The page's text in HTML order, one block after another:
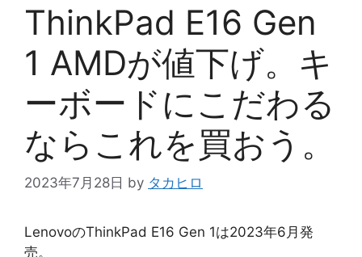
ThinkPad E16 Gen
1 AMDが値下げ。キ
ーボードにこだわる
ならこれを買おう。
2023年7月28日 by タカヒロ
LenovoのThinkPad E16 Gen 1は2023年6月発
売。